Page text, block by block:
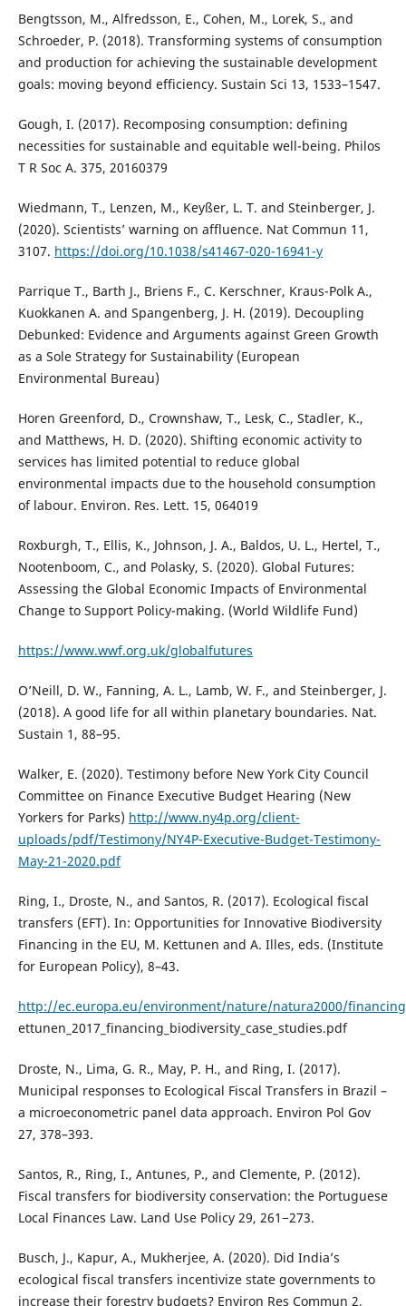
Bengtsson, M., Alfredsson, E., Cohen, M., Lorek, S., and
Schroeder, P. (2018). Transforming systems of consumption
and production for achieving the sustainable development
goals: moving beyond efficiency. Sustain Sci 13, 1533–1547.
Gough, I. (2017). Recomposing consumption: defining
necessities for sustainable and equitable well-being. Philos
T R Soc A. 375, 20160379
Wiedmann, T., Lenzen, M., Keyßer, L. T. and Steinberger, J.
(2020). Scientists’ warning on affluence. Nat Commun 11,
3107. https://doi.org/10.1038/s41467-020-16941-y
Parrique T., Barth J., Briens F., C. Kerschner, Kraus-Polk A.,
Kuokkanen A. and Spangenberg, J. H. (2019). Decoupling
Debunked: Evidence and Arguments against Green Growth
as a Sole Strategy for Sustainability (European
Environmental Bureau)
Horen Greenford, D., Crownshaw, T., Lesk, C., Stadler, K.,
and Matthews, H. D. (2020). Shifting economic activity to
services has limited potential to reduce global
environmental impacts due to the household consumption
of labour. Environ. Res. Lett. 15, 064019
Roxburgh, T., Ellis, K., Johnson, J. A., Baldos, U. L., Hertel, T.,
Nootenboom, C., and Polasky, S. (2020). Global Futures:
Assessing the Global Economic Impacts of Environmental
Change to Support Policy-making. (World Wildlife Fund)
https://www.wwf.org.uk/globalfutures
O’Neill, D. W., Fanning, A. L., Lamb, W. F., and Steinberger, J.
(2018). A good life for all within planetary boundaries. Nat.
Sustain 1, 88–95.
Walker, E. (2020). Testimony before New York City Council
Committee on Finance Executive Budget Hearing (New
Yorkers for Parks) http://www.ny4p.org/client-
uploads/pdf/Testimony/NY4P-Executive-Budget-Testimony-
May-21-2020.pdf
Ring, I., Droste, N., and Santos, R. (2017). Ecological fiscal
transfers (EFT). In: Opportunities for Innovative Biodiversity
Financing in the EU, M. Kettunen and A. Illes, eds. (Institute
for European Policy), 8–43.
http://ec.europa.eu/environment/nature/natura2000/
ettunen_2017_financing_biodiversity_case_studies.pdf
Droste, N., Lima, G. R., May, P. H., and Ring, I. (2017).
Municipal responses to Ecological Fiscal Transfers in Brazil –
a microeconometric panel data approach. Environ Pol Gov
27, 378–393.
Santos, R., Ring, I., Antunes, P., and Clemente, P. (2012).
Fiscal transfers for biodiversity conservation: the Portuguese
Local Finances Law. Land Use Policy 29, 261−273.
Busch, J., Kapur, A., Mukherjee, A. (2020). Did India’s
ecological fiscal transfers incentivize state governments to
increase their forestry budgets? Environ Res Commun 2,